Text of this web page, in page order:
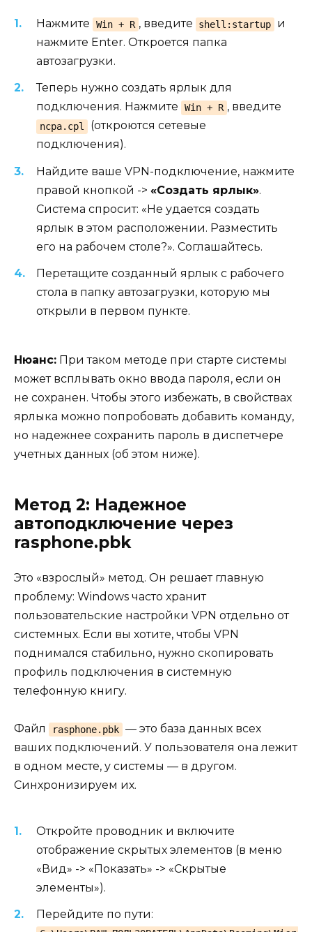
Нажмите Win + R , введите shell:startup
и
нажмите Enter. Откроется папка
автозагрузки.
Теперь нужно создать ярлык для
подключения. Нажмите
Win + R , введите
ncpa.cpl
(откроются сетевые
подключения).
Найдите ваше VPN-подключение, нажмите
правой кнопкой -> «Создать ярлык».
Система спросит: «Не удается создать
ярлык в этом расположении. Разместить
его на рабочем столе?». Соглашайтесь.
Перетащите созданный ярлык с рабочего
стола в папку автозагрузки, которую мы
открыли в первом пункте.
Нюанс: При таком методе при старте системы
может всплывать окно ввода пароля, если он
не сохранен. Чтобы этого избежать, в свойствах
ярлыка можно попробовать добавить команду,
но надежнее сохранить пароль в диспетчере
учетных данных (об этом ниже).
Метод 2: Надежное
автоподключение через
rasphone.pbk
Это «взрослый» метод. Он решает главную
проблему: Windows часто хранит
пользовательские настройки VPN отдельно от
системных. Если вы хотите, чтобы VPN
поднимался стабильно, нужно скопировать
профиль подключения в системную
телефонную книгу.
Файл rasphone.pbk — это база данных всех
ваших подключений. У пользователя она лежит
в одном месте, у системы — в другом.
Синхронизируем их.
Откройте проводник и включите
отображение скрытых элементов (в меню
«Вид» -> «Показать» -> «Скрытые
элементы»).
Перейдите по пути: